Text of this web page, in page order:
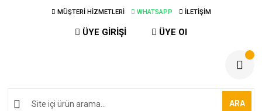
MÜŞTERİ HİZMETLERİ WHATSAPP İLETİŞİM
ÜYE GİRİŞİ ÜYE Ol
ARA